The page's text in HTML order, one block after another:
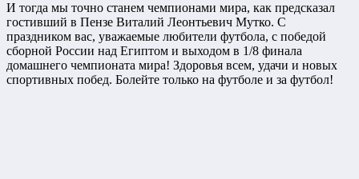
И тогда мы точно станем чемпионами мира, как предсказал
гостивший в Пензе Виталий Леонтьевич Мутко. С
праздником вас, уважаемые любители футбола, с победой
сборной России над Египтом и выходом в 1/8 финала
домашнего чемпионата мира! Здоровья всем, удачи и новых
спортивных побед. Болейте только на футболе и за футбол!